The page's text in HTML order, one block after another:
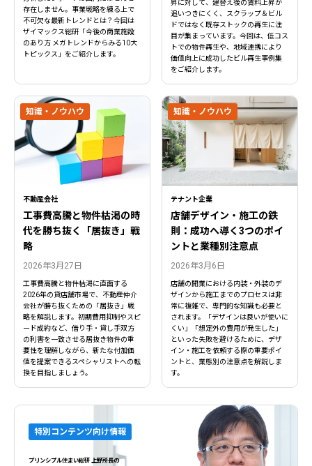
存在しません。事業戦略を練る上で
不可欠な最新トレンドとは？今回は
ザイマックス総研「今後の商業施設
のあり方 メガトレンドからみる10大
トピックス」をご紹介します。
昇に対して、建替え後の賃料上昇が
追いつきにくく、スクラップ＆ビル
ドではなく既存ストックの再生に注
目が集まっています。今回は、低コス
トでの物件再生や、地域連携により
価値向上に成功したビル再生事例集
をご紹介します。
不動産会社
工事費高騰と物件枯渇の時
代を勝ち抜く「居抜き」戦
略
2026年3月27日
工事費高騰と物件枯渇に直面する
2026年の貸店舗市場で、不動産仲介
会社が勝ち抜くための「居抜き」戦
略を解説します。初期費用抑制やスピ
ード成約など、借り手・貸し手双方
の利害を一致させる居抜き物件の重
要性を理解しながら、新たな付加価
値を提案できるスペシャリストへの転
換を目指しましょう。
知識・ノウハウ
テナント企業
店舗デザイン・施工の鉄
則：成功へ導く3つのポイ
ントと業種別注意点
2026年3月6日
店舗の開業における内装・外装のデ
ザインから施工までのプロセスは非
常に複雑で、専門的な知識も必要と
されます。「デザインは良いが使いに
くい」「想定外の費用が発生した」
といった失敗を避けるために、デザ
イン・施工を依頼する際の重要ポイ
ントと、業態別の注意点を解説しま
す。
知識・ノウハウ
特別コンテンツ向け情報
プリンシプル住まい総研 上野所長の